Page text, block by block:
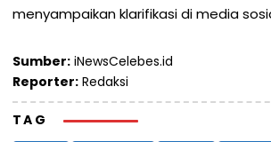
menyampaikan klarifikasi di media
Sumber: iNewsCelebes.id
Reporter: Redaksi
TAG